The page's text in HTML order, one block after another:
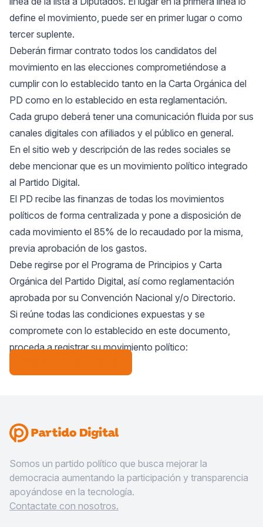
define el movimiento, puede ser en primer lugar o como
tercer suplente.
Deberán firmar contrato todos los candidatos del
movimiento en las elecciones comprometiéndose a
cumplir con lo establecido tanto en la Carta Orgánica del
PD como en lo establecido en esta reglamentación.
Cada grupo deberá tener una comunicación fluida por sus
canales digitales con afiliados y el público en general.
En el sitio web y descripción de las redes sociales se
debe mencionar que es un movimiento político integrado
al Partido Digital.
El PD recibe las finanzas de todas los movimientos
políticos de forma centralizada y pone a disposición de
cada movimiento el 85% de lo recaudado por la misma,
previa aprobación de los gastos.
Debe regirse por el Programa de Principios y Carta
Orgánica del Partido Digital, así como reglamentación
aprobada por su Convención Nacional y/o Directorio.
Si reúne todas las condiciones expuestas y se
compromete con lo establecido en este documento,
proceda a registrar su movimiento político:
Somos un partido político que busca mejorar la
democracia aumentando la participación y transparencia
apoyándose en la tecnología.
Contactate con nosotros.